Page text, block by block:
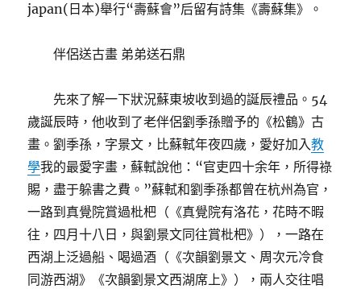
japan(日本)舉行“壽蘇會”后留有詩集《壽蘇集》。
伴侶送古畫 弟弟送石鼎
先來了解一下狀況蘇東坡收到過的誕辰禮品。54
歲誕辰時，他收到了老伴侶劉季孫贈予的《松鶴》古
畫。劉季孫，字景文，比蘇軾年夜四歲，愛好加入教
學我的最愛字畫，蘇軾說他：“官吏四十余年，所得祿
賜，盡于躲書之費。”蘇軾和劉季孫都曾在杭州為官，
一路到真覺院賞過枇杷（《真覺院有洛花，花時不暇
往，四月十八日，與劉景文同往賞枇杷》），一路在
西湖上泛過船、喝過酒（《次韻劉景文、周次元冷食
同游西湖》《次韻劉景文西湖席上》），兩人交往唱